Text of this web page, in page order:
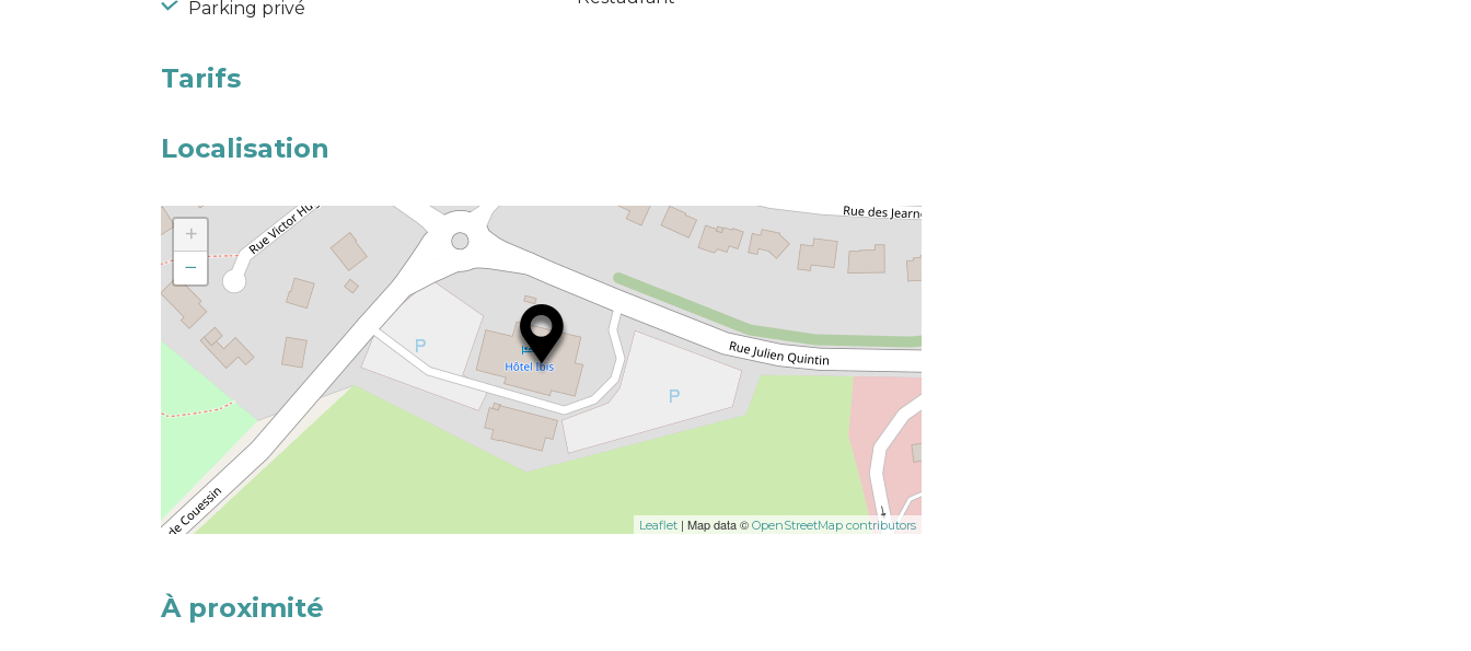
Parking privé
Tarifs
Localisation
+
−
Leaflet| Map data © OpenStreetMap contributors
À proximité